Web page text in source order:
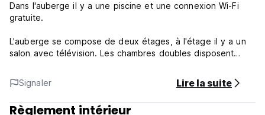
Dans l'auberge il y a une piscine et une connexion Wi-Fi
gratuite.
L'auberge se compose de deux étages, à l'étage il y a un
salon avec télévision. Les chambres doubles disposent
Au rez-de-chaussée se trouve une cuisine ouverte pour les
invités. Les chambres du rez-de-chaussée disposent de lits
simples, d'une salle de bains privée et d'un ventilateur.
Signaler Lire la suite
Règlement intérieur